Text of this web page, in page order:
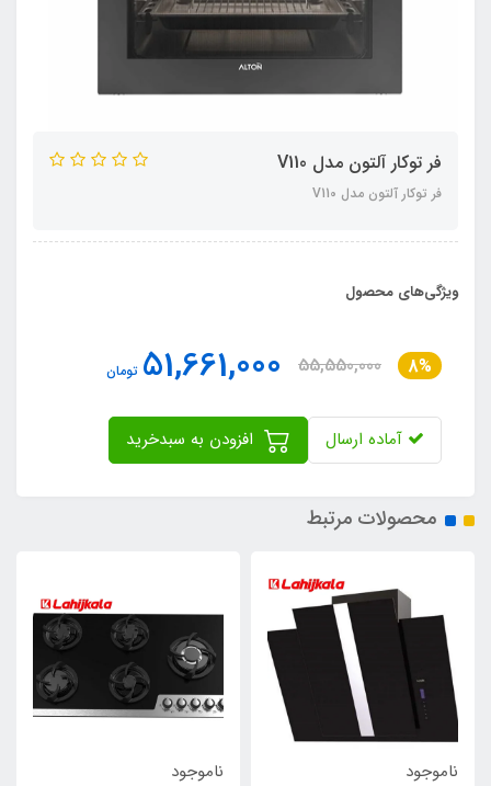
فر توکار آلتون مدل V110
فر توکار آلتون مدل V110
ویژگی‌های محصول
8%
55,550,000
51,661,000 تومان
آماده ارسال
محصولات مرتبط
ناموجود ناموجود